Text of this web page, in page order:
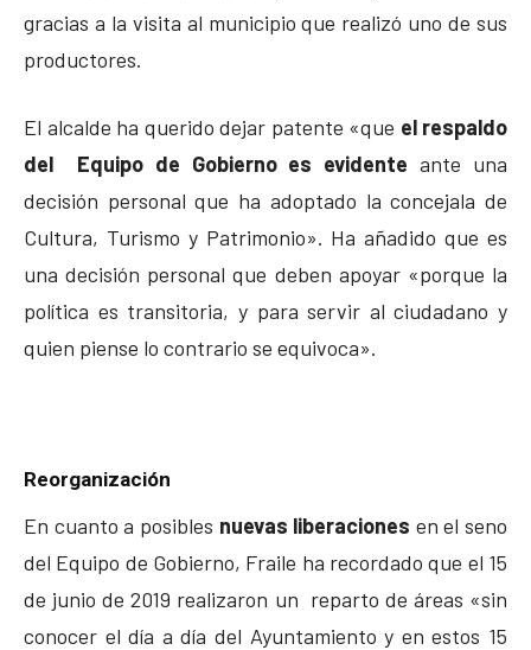
gracias a la visita al municipio que realizó uno de sus
productores.
El alcalde ha querido dejar patente «que el respaldo
del Equipo de Gobierno es evidente ante una
decisión personal que ha adoptado la concejala de
Cultura, Turismo y Patrimonio». Ha añadido que es
una decisión personal que deben apoyar «porque la
política es transitoria, y para servir al ciudadano y
quien piense lo contrario se equivoca».
Reorganización
En cuanto a posibles nuevas liberaciones en el seno
del Equipo de Gobierno, Fraile ha recordado que el 15
de junio de 2019 realizaron un reparto de áreas «sin
conocer el día a día del Ayuntamiento y en estos 15